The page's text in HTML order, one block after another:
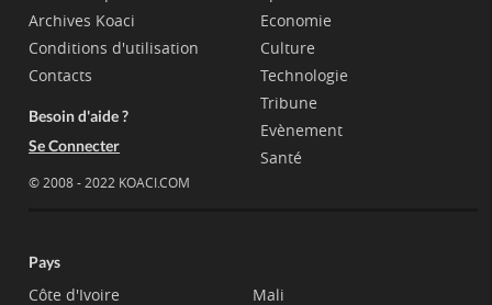
Archives Koaci
Conditions d'utilisation
Contacts
Besoin d'aide ?
Se Connecter
© 2008 - 2022 KOACI.COM
Economie
Culture
Technologie
Tribune
Evènement
Santé
Pays
Côte d'Ivoire
Mali